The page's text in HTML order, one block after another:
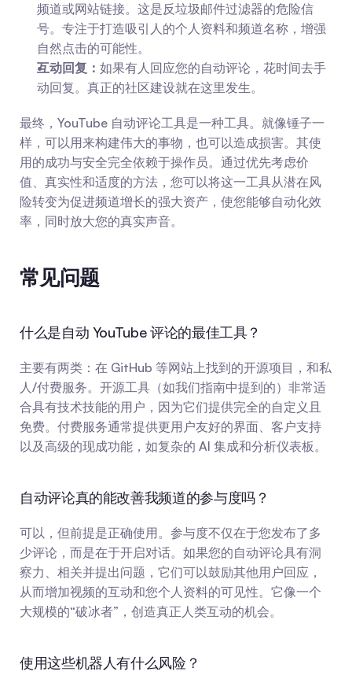
频道或网站链接。这是反垃圾邮件过滤器的危险信
号。专注于打造吸引人的个人资料和频道名称，增强
自然点击的可能性。
互动回复： 如果有人回应您的自动评论，花时间去手
动回复。真正的社区建设就在这里发生。
最终，YouTube 自动评论工具是一种工具。就像锤子一
样，可以用来构建伟大的事物，也可以造成损害。其使
用的成功与安全完全依赖于操作员。通过优先考虑价
值、真实性和适度的方法，您可以将这一工具从潜在风
险转变为促进频道增长的强大资产，使您能够自动化效
率，同时放大您的真实声音。
常见问题
什么是自动 YouTube 评论的最佳工具？
主要有两类：在 GitHub 等网站上找到的开源项目，和私
人/付费服务。开源工具（如我们指南中提到的）非常适
合具有技术技能的用户，因为它们提供完全的自定义且
免费。付费服务通常提供更用户友好的界面、客户支持
以及高级的现成功能，如复杂的 AI 集成和分析仪表板。
自动评论真的能改善我频道的参与度吗？
可以，但前提是正确使用。参与度不仅在于您发布了多
少评论，而是在于开启对话。如果您的自动评论具有洞
察力、相关并提出问题，它们可以鼓励其他用户回应，
从而增加视频的互动和您个人资料的可见性。它像一个
大规模的“破冰者”，创造真正人类互动的机会。
使用这些机器人有什么风险？